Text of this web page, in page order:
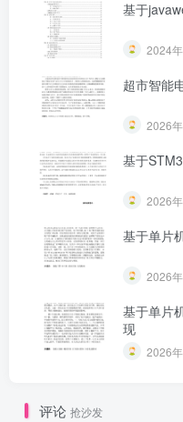
基于
2024
超市智能
2026
基于
2026
基于单片
2026
基于单片
现
2026
评论 抢沙发